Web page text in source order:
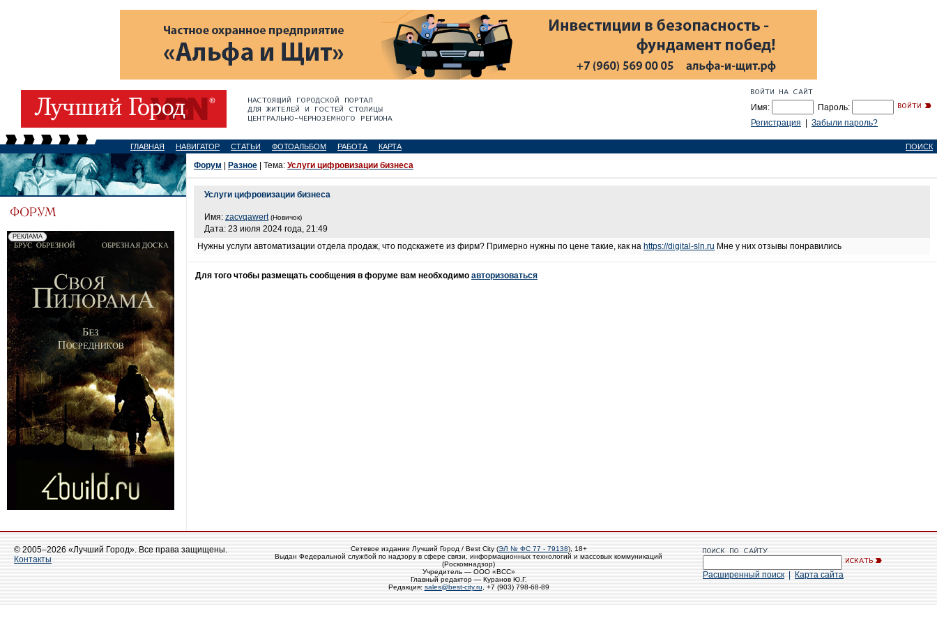
Имя:
Пароль:
Регистрация
Забыли пароль?
ГЛАВНАЯ НАВИГАТОР СТАТЬИ ФОТОАЛЬБОМ РАБОТА КАРТА ПОИСК
Форум Разное | Тема: Услуги цифровизации бизнеса
Услуги цифровизации бизнеса
Имя: zacvqawert (Новичок)
Дата: 23 июля 2024 года, 21:49
Нужны услуги автоматизации отдела продаж, что подскажете из фирм? Примерно нужны по цене такие, как на https://digital-sln.ru Мне у них отзывы понравились
Для того чтобы размещать сообщения в форуме вам необходимо авторизоваться
© 2005–2026 «Лучший Город». Все права защищены.
Контакты
Сетевое издание Лучший Город / Best City (ЭЛ № ФС 77 - 79138), 18+
Выдан Федеральной службой по надзору в сфере связи, информационных технологий и массовых коммуникаций
(Роскомнадзор)
Учредитель — ООО «ВСС»
Главный редактор — Куранов Ю.Г.
Редакция: sales@best-city.ru , +7 (903) 798-68-89
Расширенный поиск Карта сайта